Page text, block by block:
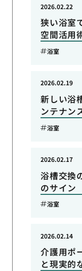
狭い浴室
空間活用
2026.02.22
浴室
新しい浴
ンテナン
2026.02.19
浴室
浴槽交換
のサイン
2026.02.17
浴室
介護用ポ
と現実的
2026.02.14